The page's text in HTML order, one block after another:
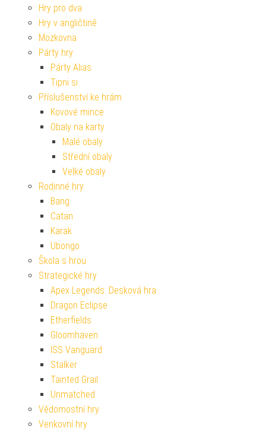
Hry pro dva
Hry v angličtině
Mozkovna
Párty hry
Párty Alias
Tipni si
Příslušenství ke hrám
Kovové mince
Obaly na karty
Malé obaly
Střední obaly
Velké obaly
Rodinné hry
Bang
Catan
Karak
Ubongo
Škola s hrou
Strategické hry
Apex Legends: Desková hra
Dragon Eclipse
Etherfields
Gloomhaven
ISS Vanguard
Stalker
Tainted Grail
Unmatched
Vědomostní hry
Venkovní hry